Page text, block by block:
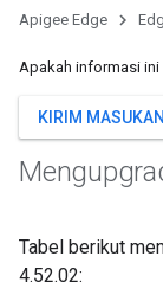
Apigee Edge
Apakah informasi ini
KIRIM MASUKAN
Tabel berikut
4.52.02: